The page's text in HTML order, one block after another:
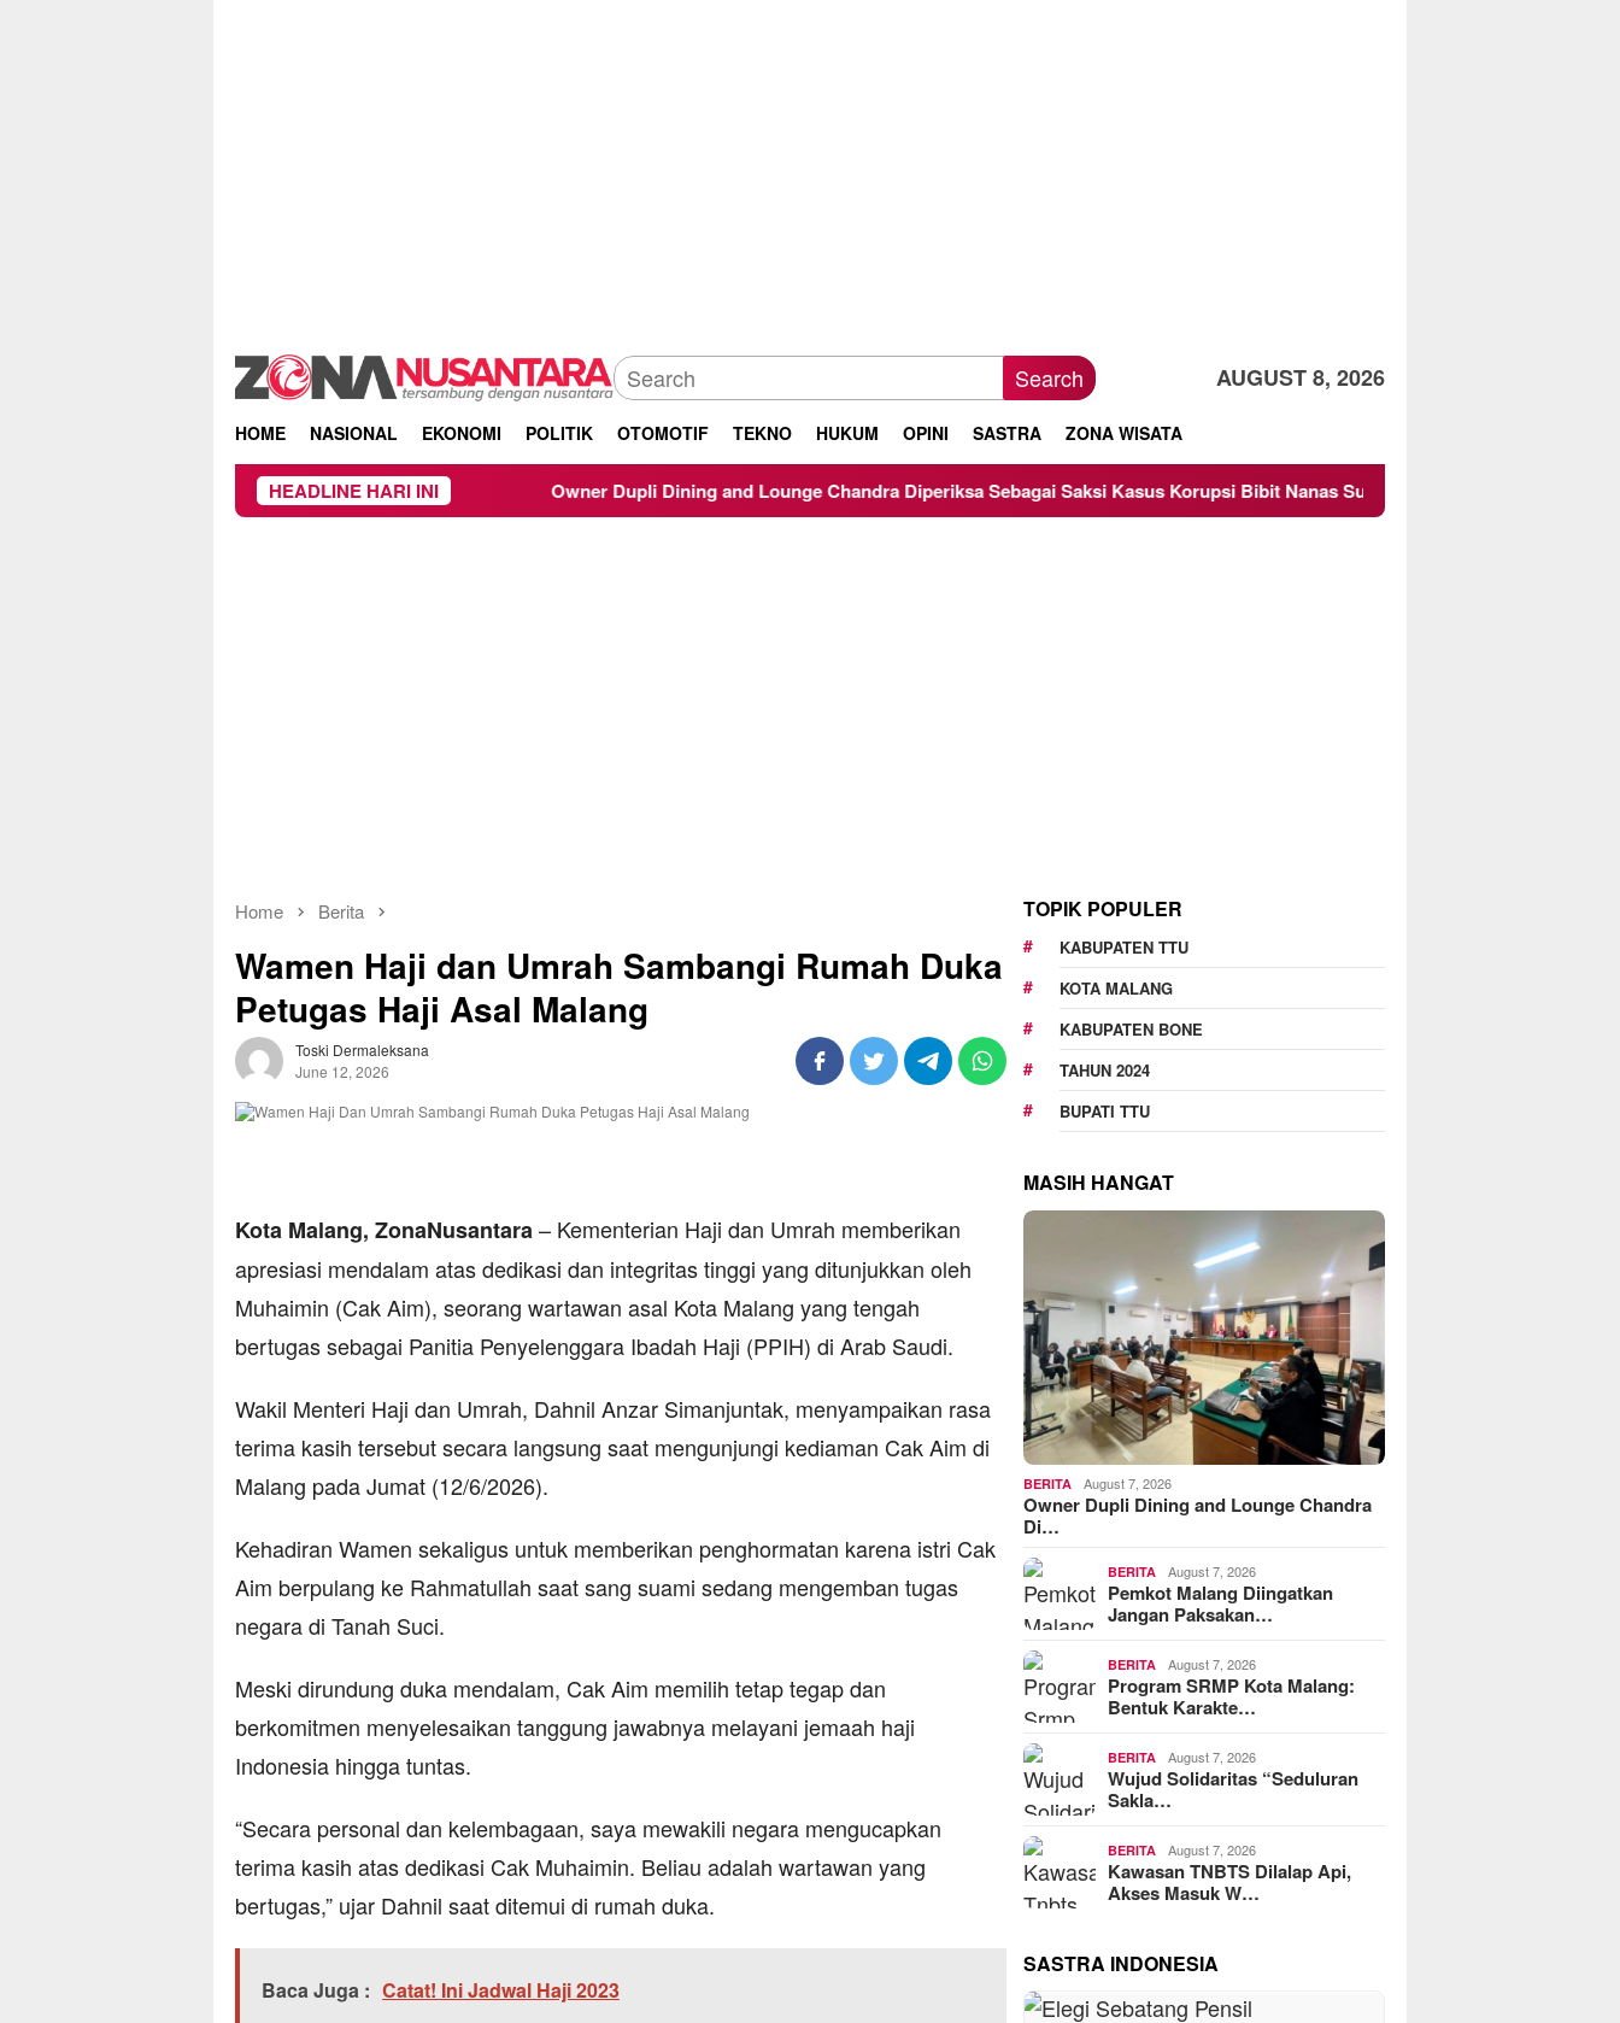
Search AUGUST 8, 2026
HOME NASIONAL EKONOMI POLITIK OTOMOTIF TEKNO HUKUM OPINI SASTRA ZONA WISATA
HEADLINE HARI INIOwner Dupli Dining and Lounge Chandra Diperiksa Sebagai Saksi Kasus Korupsi Bibit Nanas Sulsel Rp 52,4 Miliar
Home Berita
Wamen Haji dan Umrah Sambangi Rumah Duka
Petugas Haji Asal Malang
Toski Dermaleksana
June 12, 2026
Kota Malang, ZonaNusantara– Kementerian Haji dan Umrah memberikan
apresiasi mendalam atas dedikasi dan integritas tinggi yang ditunjukkan oleh
Muhaimin (Cak Aim), seorang wartawan asal Kota Malang yang tengah
bertugas sebagai Panitia Penyelenggara Ibadah Haji (PPIH) di Arab Saudi.
Wakil Menteri Haji dan Umrah, Dahnil Anzar Simanjuntak, menyampaikan rasa
terima kasih tersebut secara langsung saat mengunjungi kediaman Cak Aim di
Malang pada Jumat (12/6/2026).
Kehadiran Wamen sekaligus untuk memberikan penghormatan karena istri Cak
Aim berpulang ke Rahmatullah saat sang suami sedang mengemban tugas
negara di Tanah Suci.
Meski dirundung duka mendalam, Cak Aim memilih tetap tegap dan
berkomitmen menyelesaikan tanggung jawabnya melayani jemaah haji
Indonesia hingga tuntas.
“Secara personal dan kelembagaan, saya mewakili negara mengucapkan
terima kasih atas dedikasi Cak Muhaimin. Beliau adalah wartawan yang
bertugas,” ujar Dahnil saat ditemui di rumah duka.
Baca Juga : Catat! Ini Jadwal Haji 2023
TOPIK POPULER
KABUPATEN TTU
KOTA MALANG
KABUPATEN BONE
TAHUN 2024
BUPATI TTU
MASIH HANGAT
BERITA August 7, 2026
Owner Dupli Dining and Lounge Chandra
Di…
BERITA August 7, 2026
Pemkot Malang Diingatkan
Jangan Paksakan…
BERITA August 7, 2026
Program SRMP Kota Malang:
Bentuk Karakte…
BERITA August 7, 2026
Wujud Solidaritas “Seduluran
Sakla…
BERITA August 7, 2026
Kawasan TNBTS Dilalap Api,
Akses Masuk W…
SASTRA INDONESIA